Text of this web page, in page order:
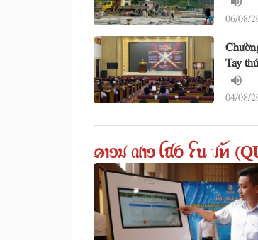
06/08/
Tay
04/08/
ꪁꪱꪫꪣ ꪄꪱꪫ ꪶꪠꪉ ꪼꪕ ꪚꪀꪰ